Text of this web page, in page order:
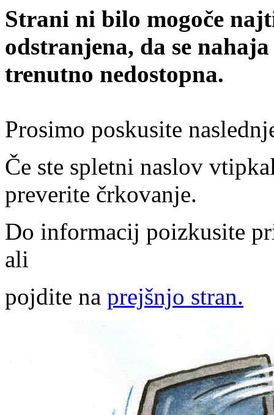
Strani ni bilo mogoče
odstranjena, da se
trenutno nedostopna.
Prosimo poskusite
Če ste spletni naslov
preverite črkovanje.
Do informacij poizkusite
ali
pojdite na prejšnjo stran.